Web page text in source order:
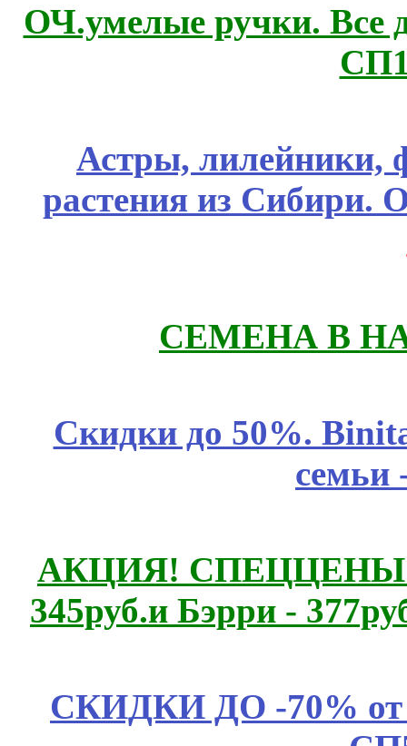
ОЧ.умелые ручки. Все
Астры, лилейники,
растения из Сибири.
СЕМЕНА В
Скидки до 50%.
семьи
АКЦИЯ! СПЕЦЦЕНЫ
345руб.и Бэрри -
СКИДКИ ДО -70%